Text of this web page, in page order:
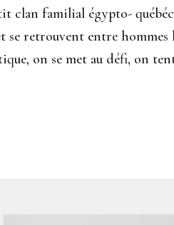
clan familial égypto-
se retrouvent entre hommes
on se met au défi, on